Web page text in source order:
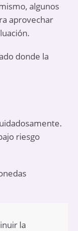
algunos
aprovechar
donde la
riesgo
la